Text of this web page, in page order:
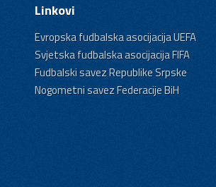
Linkovi
Evropska fudbalska asocijacija UEFA
Svjetska fudbalska asocijacija FIFA
Fudbalski savez Republike Srpske
Nogometni savez Federacije BiH